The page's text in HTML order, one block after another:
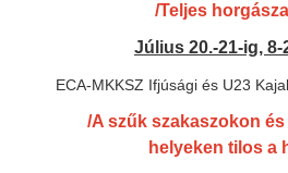
/Teljes
Július 20.-21-ig, 8-
ECA-MKKSZ Ifjúsági és U23
/A szűk szakaszokon
helyeken tilos a